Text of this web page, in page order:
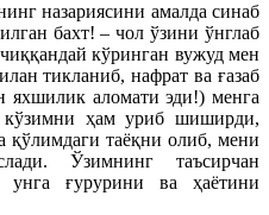
назариясини амалда синаб
бахт! – чол ўзини ўнглаб
кўринган вужуд мен
тикланиб, нафрат ва ғазаб
яхшилик аломати эди!) менга
кўзимни ҳам уриб шиширди,
қўлимдаги таёқни олиб, мени
Ўзимнинг таъсирчан
ғурурини ва ҳаётини